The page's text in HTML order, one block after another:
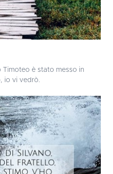
è stato messo in
io vi vedrò.